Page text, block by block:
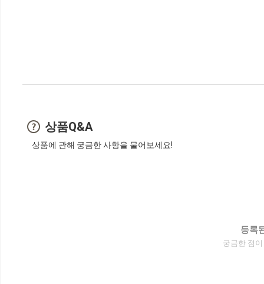
상품Q&A
상품에 관해 궁금한 사항을 물어보세요!
등록
궁금한 점